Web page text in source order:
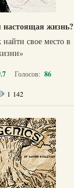
настоящая жизнь?
свое место в
Голосов: 86
1 142